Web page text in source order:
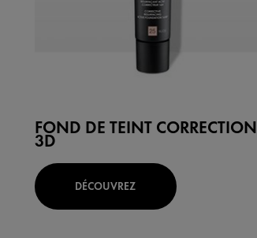
FOND DE TEINT CORRECTION
3D
DÉCOUVREZ